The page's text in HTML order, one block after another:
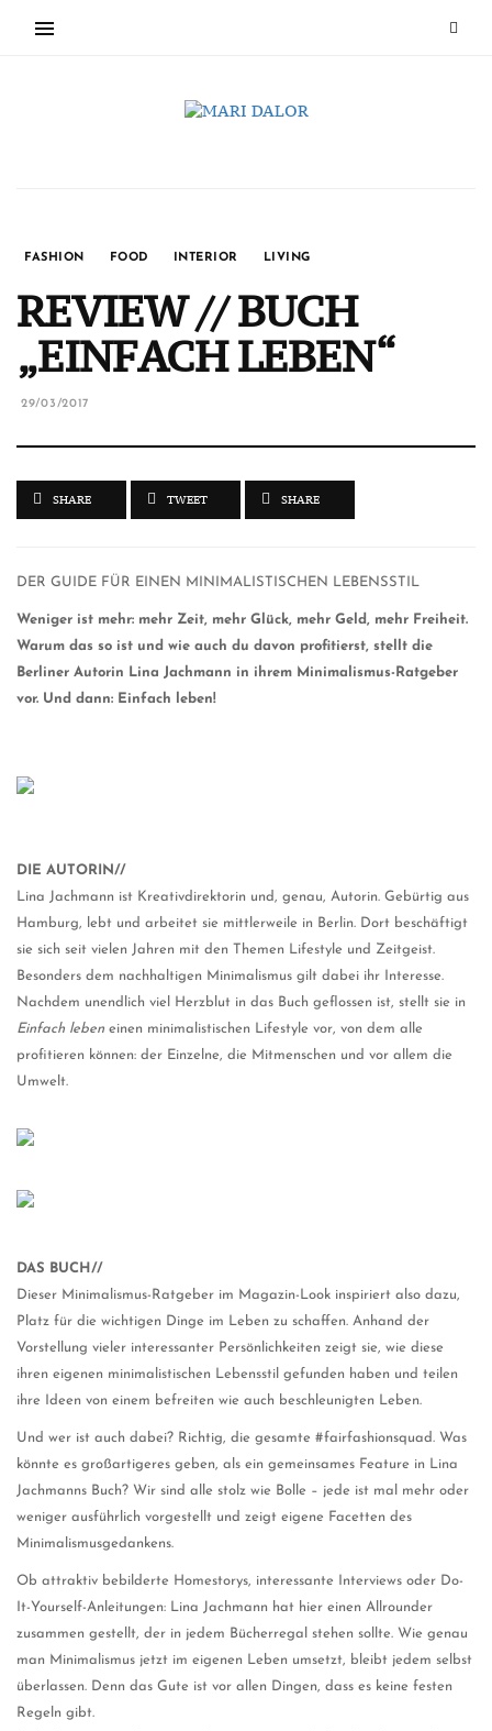
FASHION FOOD INTERIOR LIVING
REVIEW // BUCH
„EINFACH LEBEN“
29/03/2017
SHARE TWEET SHARE
DER GUIDE FÜR EINEN MINIMALISTISCHEN LEBENSSTIL
Weniger ist mehr: mehr Zeit, mehr Glück, mehr Geld, mehr Freiheit.
Warum das so ist und wie auch du davon profitierst, stellt die
Berliner Autorin Lina Jachmann in ihrem Minimalismus-Ratgeber
vor. Und dann: Einfach leben!
DIE AUTORIN//
Lina Jachmann ist Kreativdirektorin und, genau, Autorin. Gebürtig aus
Hamburg, lebt und arbeitet sie mittlerweile in Berlin. Dort beschäftigt
sie sich seit vielen Jahren mit den Themen Lifestyle und Zeitgeist.
Besonders dem nachhaltigen Minimalismus gilt dabei ihr Interesse.
Nachdem unendlich viel Herzblut in das Buch geflossen ist, stellt sie in
Einfach leben einen minimalistischen Lifestyle vor, von dem alle
profitieren können: der Einzelne, die Mitmenschen und vor allem die
Umwelt.
DAS BUCH//
Dieser Minimalismus-Ratgeber im Magazin-Look inspiriert also dazu,
Platz für die wichtigen Dinge im Leben zu schaffen. Anhand der
Vorstellung vieler interessanter Persönlichkeiten zeigt sie, wie diese
ihren eigenen minimalistischen Lebensstil gefunden haben und teilen
ihre Ideen von einem befreiten wie auch beschleunigten Leben.
Und wer ist auch dabei? Richtig, die gesamte #fairfashionsquad. Was
könnte es großartigeres geben, als ein gemeinsames Feature in Lina
Jachmanns Buch? Wir sind alle stolz wie Bolle – jede ist mal mehr oder
weniger ausführlich vorgestellt und zeigt eigene Facetten des
Minimalismusgedankens.
Ob attraktiv bebilderte Homestorys, interessante Interviews oder Do-
It-Yourself-Anleitungen: Lina Jachmann hat hier einen Allrounder
zusammen gestellt, der in jedem Bücherregal stehen sollte. Wie genau
man Minimalismus jetzt im eigenen Leben umsetzt, bleibt jedem selbst
überlassen. Denn das Gute ist vor allen Dingen, dass es keine festen
Regeln gibt.